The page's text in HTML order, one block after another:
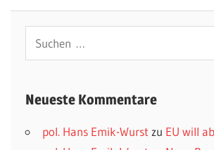
Suchen
nach:
Neueste Kommentare
pol. Hans Emik-Wurst zu EU will